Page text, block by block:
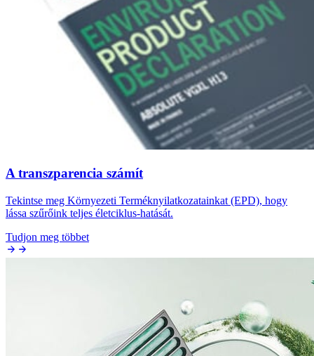
A transzparencia számít
Tekintse meg Környezeti Terméknyilatkozatainkat (EPD), hogy
lássa szűrőink teljes életciklus-hatását.
Tudjon meg többet